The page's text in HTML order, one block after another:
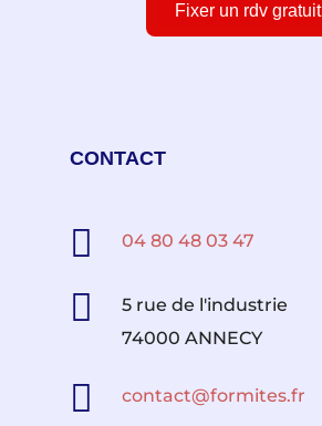
Fixer un rdv gratuit
CONTACT
 04 80 48 03 47

5 rue de l'industrie
74000 ANNECY
 contact@formites.fr